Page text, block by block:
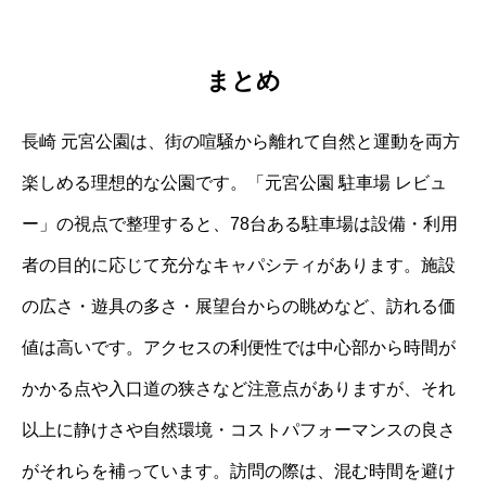
まとめ
長崎 元宮公園は、街の喧騒から離れて自然と運動を両方
楽しめる理想的な公園です。「元宮公園 駐車場 レビュ
ー」の視点で整理すると、78台ある駐車場は設備・利用
者の目的に応じて充分なキャパシティがあります。施設
の広さ・遊具の多さ・展望台からの眺めなど、訪れる価
値は高いです。アクセスの利便性では中心部から時間が
かかる点や入口道の狭さなど注意点がありますが、それ
以上に静けさや自然環境・コストパフォーマンスの良さ
がそれらを補っています。訪問の際は、混む時間を避け